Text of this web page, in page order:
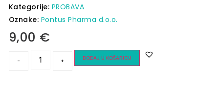
Kategorije: PROBAVA
Oznake: Pontus Pharma d.o.o.
9,00 €
- + DODAJ U KOŠARICU